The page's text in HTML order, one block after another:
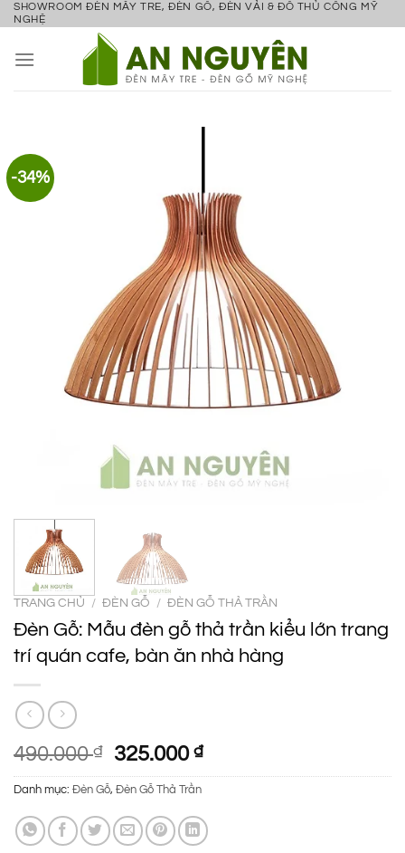
Bỏ
nội
SHOWROOM ĐÈN MÂY TRE, ĐÈN GỖ, ĐÈN VẢI & ĐỒ THỦ CÔNG MỸ
NGHỆ
-34%
TRANG CHỦ / ĐÈN GỖ / ĐÈN GỖ THẢ TRẦN
Đèn Gỗ: Mẫu đèn gỗ thả trần kiểu lớn trang
trí quán cafe, bàn ăn nhà hàng
490.000₫
Giá
gốc
là:
490.000 ₫.
325.000₫Giá
hiện
là:
325.000 ₫.
Danh mục: Đèn Gỗ, Đèn Gỗ Thả Trần